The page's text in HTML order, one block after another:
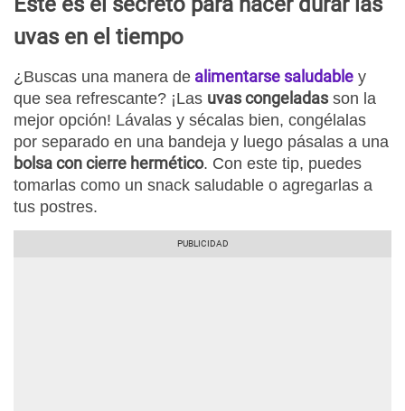
uvas en el tiempo
¿Buscas una manera de alimentarse saludable y
que sea refrescante? ¡Las uvas congeladas son la
mejor opción! Lávalas y sécalas bien, congélalas
por separado en una bandeja y luego pásalas a una
bolsa con cierre hermético. Con este tip, puedes
tomarlas como un snack saludable o agregarlas a
tus postres.